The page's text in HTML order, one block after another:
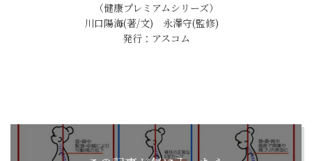
（健康プレミアムシリーズ）
川口陽海(著/文) 永澤守(監修)
発行：アスコム